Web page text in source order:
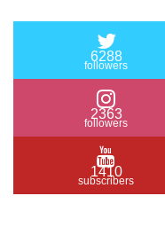
6288
followers
2363
followers
1410
subscribers